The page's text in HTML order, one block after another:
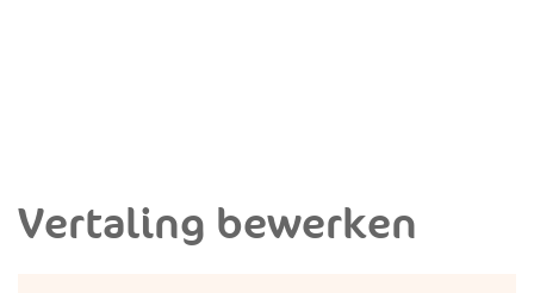
Vertaling bewerken